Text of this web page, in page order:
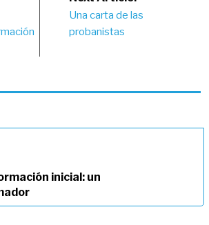
Una carta de las
probanistas
inicial: un